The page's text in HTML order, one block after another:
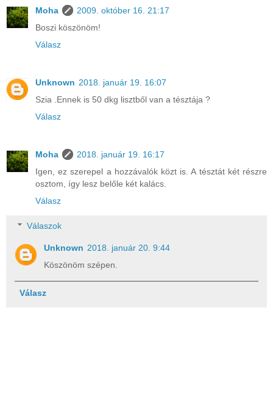
Moha
2009. október 16. 21:17
Boszi köszönöm!
Válasz
Unknown 2018. január 19. 16:07
Szia .Ennek is 50 dkg lisztből van a tésztája ?
Válasz
Moha
2018. január 19. 16:17
Igen, ez szerepel a hozzávalók közt is. A tésztát két részre
osztom, így lesz belőle két kalács.
Válasz
Válaszok
Unknown 2018. január 20. 9:44
Köszönöm szépen.
Válasz